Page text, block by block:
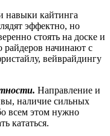
навыки кайтинга
эффектно, но
стоять на доске и
райдеров начинают с
вейврайдингу
Направление и
наличие сильных
всем этом нужно
кататься.